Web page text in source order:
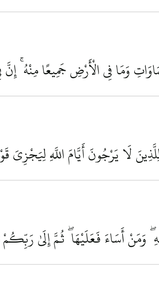
وَمَا فِي الْأَرْضِ جَمِيعًا مِنْهُ
لَا يَرْجُونَ أَيَّامَ اللَّهِ لِيَجْزِيَ
أَسَاءَ فَعَلَيْهَا ۖ ثُمَّ إِلَىٰ